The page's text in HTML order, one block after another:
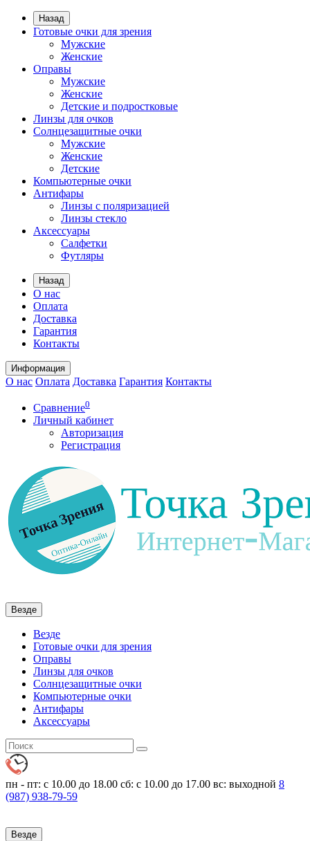
Назад
Готовые очки для зрения
Мужские
Женские
Оправы
Мужские
Женские
Детские и подростковые
Линзы для очков
Солнцезащитные очки
Мужские
Женские
Детские
Компьютерные очки
Антифары
Линзы с поляризацией
Линзы стекло
Аксессуары
Салфетки
Футляры
Назад
О нас
Оплата
Доставка
Гарантия
Контакты
Информация
О нас Оплата Доставка Гарантия Контакты
Сравнение0
Личный кабинет
Авторизация
Регистрация
Везде
Везде
Готовые очки для зрения
Оправы
Линзы для очков
Солнцезащитные очки
Компьютерные очки
Антифары
Аксессуары
пн - пт: с 10.00 до 18.00 сб: с 10.00 до 17.00 вс: выходной 8
(987) 938-79-59
Везде